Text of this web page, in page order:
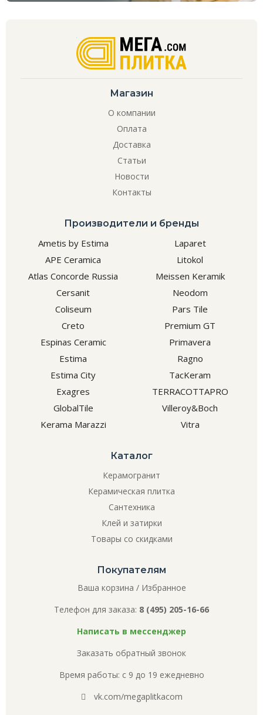
Магазин
О компании
Оплата
Доставка
Статьи
Новости
Контакты
Производители и бренды
Ametis by Estima
APE Ceramica
Atlas Concorde Russia
Cersanit
Coliseum
Creto
Espinas Ceramic
Estima
Estima City
Exagres
GlobalTile
Kerama Marazzi
Laparet
Litokol
Meissen Keramik
Neodom
Pars Tile
Premium GT
Primavera
Ragno
TacKeram
TERRACOTTAPRO
Villeroy&Boch
Vitra
Каталог
Керамогранит
Керамическая плитка
Сантехника
Клей и затирки
Товары со скидками
Покупателям
Ваша корзина / Избранное
Телефон для заказа: 8 (495) 205-16-66
Написать в мессенджер
Заказать обратный звонок
Время работы: с 9 до 19 ежедневно
vk.com/megaplitkacom